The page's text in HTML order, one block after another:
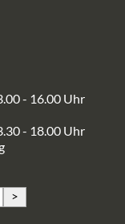
- 16.00 Uhr
- 18.00 Uhr
>